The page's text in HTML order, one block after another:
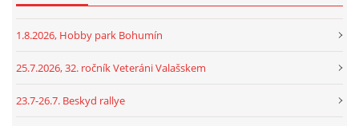
1.8.2026, Hobby park Bohumín
25.7.2026, 32. ročník Veteráni Valašskem
23.7-26.7. Beskyd rallye